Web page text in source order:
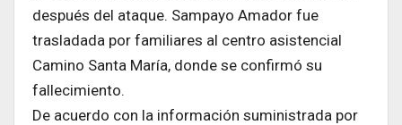
después del ataque. Sampayo Amador fue
trasladada por familiares al centro asistencial
Camino Santa María, donde se confirmó su
fallecimiento.
De acuerdo con la información suministrada por